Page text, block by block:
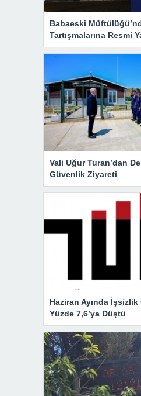
Babaeski
Tartışmalarına Resmi
Vali Uğur Turan’dan
Güvenlik Ziyareti
Haziran Ayında
Yüzde 7,6’ya Düştü